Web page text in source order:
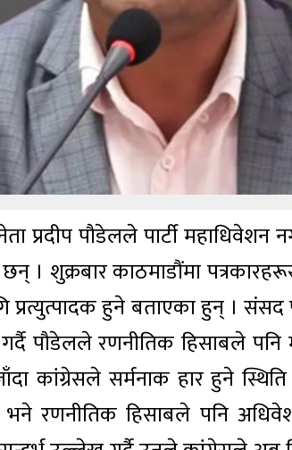
प्रदीप पौडेलले पार्टी महाधिवेशन
छन् । शुक्रबार काठमाडौंमा
प्रत्युत्पादक हुने बताएका हुन् ।
पौडेलले रणनीतिक हिसाबले पनि
कांग्रेसले सर्मनाक हार हुने
भने रणनीतिक हिसाबले पनि